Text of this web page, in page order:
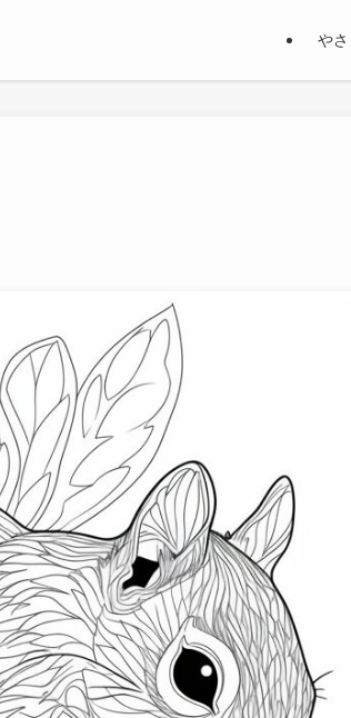
や